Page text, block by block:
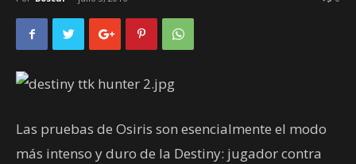
Las pruebas de Osiris son esencialmente el modo
más intenso y duro de la Destiny: jugador contra